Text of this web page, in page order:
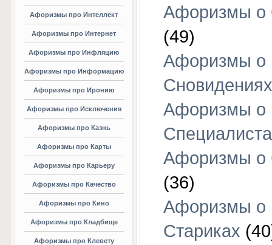
Афоризмы про Интеллект
Афоризмы про Интернет
Афоризмы про Инфляцию
Афоризмы про Информацию
Афоризмы про Иронию
Афоризмы про Исключения
Афоризмы про Казнь
Афоризмы про Карты
Афоризмы про Карьеру
Афоризмы про Качество
Афоризмы про Кино
Афоризмы про Кладбище
Афоризмы про Клевету
Афоризмы о
(49)
Афоризмы о
Сновидениях
Афоризмы о
Афоризмы о
(36)
Афоризмы о
Стариках